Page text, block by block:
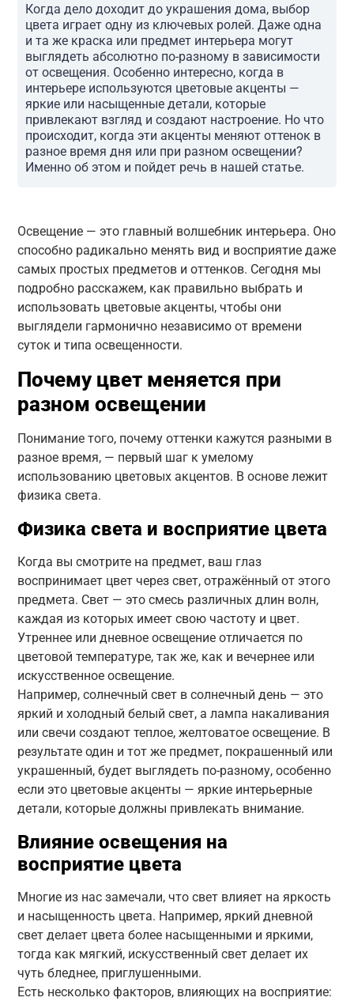
Когда дело доходит до украшения дома, выбор
цвета играет одну из ключевых ролей. Даже одна
и та же краска или предмет интерьера могут
выглядеть абсолютно по-разному в зависимости
от освещения. Особенно интересно, когда в
интерьере используются цветовые акценты —
яркие или насыщенные детали, которые
привлекают взгляд и создают настроение. Но что
происходит, когда эти акценты меняют оттенок в
разное время дня или при разном освещении?
Именно об этом и пойдет речь в нашей статье.
Освещение — это главный волшебник интерьера. Оно
способно радикально менять вид и восприятие даже
самых простых предметов и оттенков. Сегодня мы
подробно расскажем, как правильно выбрать и
использовать цветовые акценты, чтобы они
выглядели гармонично независимо от времени
суток и типа освещенности.
Почему цвет меняется при
разном освещении
Понимание того, почему оттенки кажутся разными в
разное время, — первый шаг к умелому
использованию цветовых акцентов. В основе лежит
физика света.
Физика света и восприятие цвета
Когда вы смотрите на предмет, ваш глаз
воспринимает цвет через свет, отражённый от этого
предмета. Свет — это смесь различных длин волн,
каждая из которых имеет свою частоту и цвет.
Утреннее или дневное освещение отличается по
цветовой температуре, так же, как и вечернее или
искусственное освещение.
Например, солнечный свет в солнечный день — это
яркий и холодный белый свет, а лампа накаливания
или свечи создают теплое, желтоватое освещение. В
результате один и тот же предмет, покрашенный или
украшенный, будет выглядеть по-разному, особенно
если это цветовые акценты — яркие интерьерные
детали, которые должны привлекать внимание.
Влияние освещения на
восприятие цвета
Многие из нас замечали, что свет влияет на яркость
и насыщенность цвета. Например, яркий дневной
свет делает цвета более насыщенными и яркими,
тогда как мягкий, искусственный свет делает их
чуть бледнее, приглушенными.
Есть несколько факторов, влияющих на восприятие: